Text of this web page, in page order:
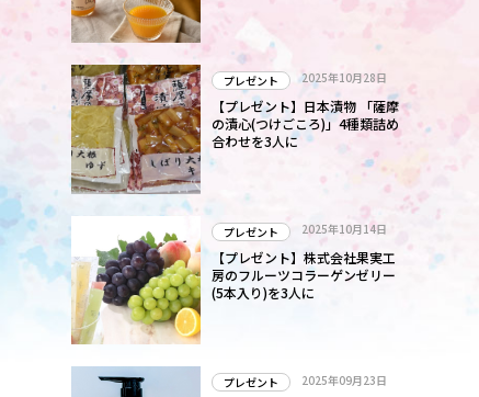
プレゼント 2025年10月28日
【プレゼント】日本漬物 「薩摩
の漬心(つけごころ)」4種類詰め
合わせを3人に
プレゼント 2025年10月14日
【プレゼント】株式会社果実工
房のフルーツコラーゲンゼリー
(5本入り)を3人に
プレゼント 2025年09月23日